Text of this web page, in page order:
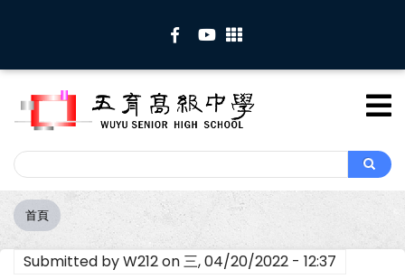
內
Search
Search
導
航
連
首頁
Submitted byW212on三, 04/20/2022 - 12:37